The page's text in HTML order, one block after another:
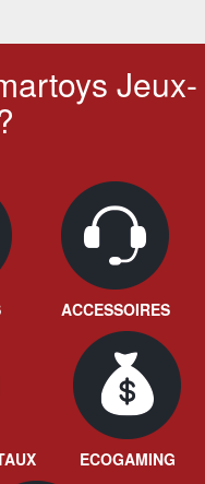
Jeux-
ACCESSOIRES
ECOGAMING